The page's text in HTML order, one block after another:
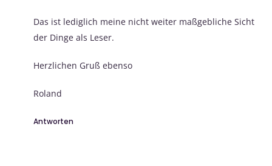
Das ist lediglich meine nicht weiter maßgebliche Sicht
der Dinge als Leser.
Herzlichen Gruß ebenso
Roland
Antworten